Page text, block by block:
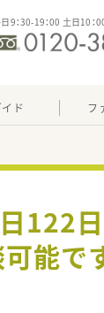
9：30-19：00 土日10：
ド フ
122
能